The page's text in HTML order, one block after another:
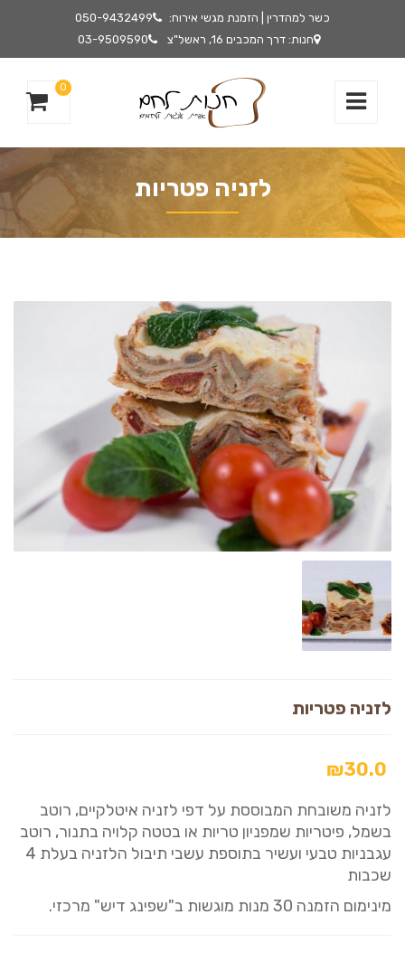
כשר למהדרין | הזמנת מגשי אירוח:
050-9432499
חנות: דרך המכבים 16, ראשל"צ
03-9509590
0
לזניה פטריות
לזניה פטריות
₪30.0
לזניה משובחת המבוססת על דפי לזניה איטלקיים, רוטב
בשמל, פיטריות שמפניון טריות או בטטה קלויה בתנור, רוטב
עגבניות טבעי ועשיר בתוספת עשבי תיבול הלזניה בעלת 4
שכבות
מינימום הזמנה 30 מנות מוגשות
ב"שפינג דיש" מרכזי.